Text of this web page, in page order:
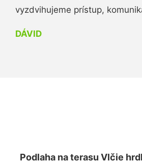
vyzdvihujeme prístup,
DÁVID
Podlaha na terasu Vlčie